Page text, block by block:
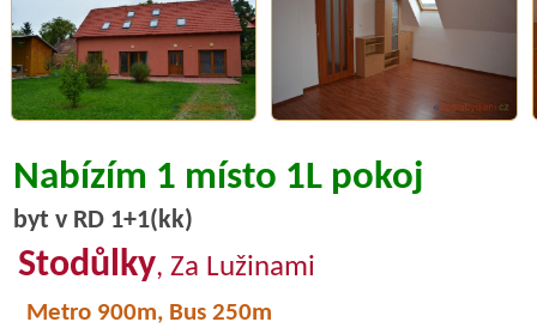
Nabízím 1 místo 1L pokoj
byt v RD 1+1(kk)
Stodůlky, Za Lužinami
Metro 900m, Bus 250m